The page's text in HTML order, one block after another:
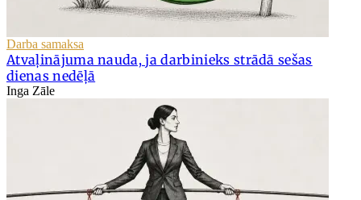
Darba samaksa
Atvaļinājuma nauda, ja darbinieks strādā sešas
dienas nedēļā
Inga Zāle